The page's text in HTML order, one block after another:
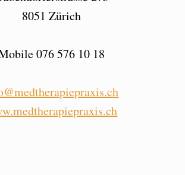
ALTO CONTRASTO
DIMENSIONE TESTO
8051 Zürich
076 576 10 18